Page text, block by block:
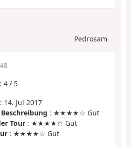
Pedrosam
: 4 / 5
: 14. Jul 2017
: ★★★★☆ Gut
Tour : ★★★★☆ Gut
: ★★★★☆ Gut